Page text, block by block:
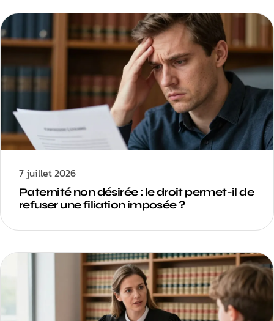
Paternité non désirée : le droit permet-il de
refuser une filiation imposée ?
7 juillet 2026